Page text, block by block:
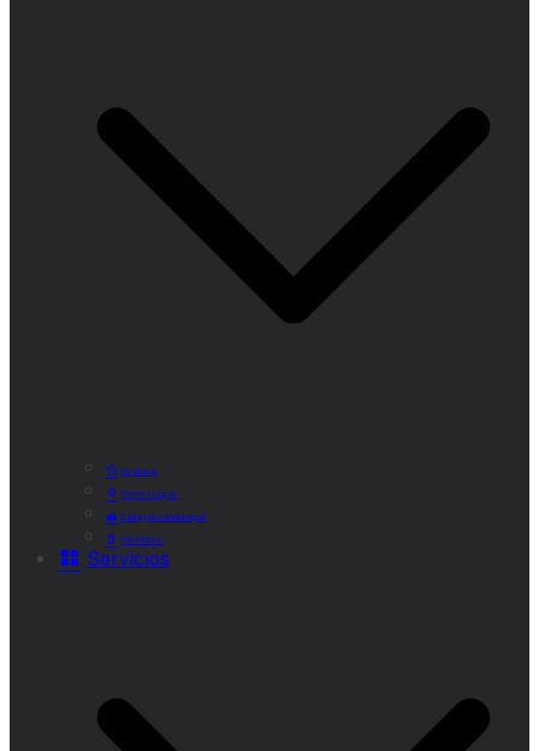
Historia
Cómo Llegar
Callejero Municipal
Teléfonos
Servicios